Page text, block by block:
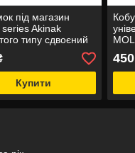
під магазин
Akinak
типу сдвоєний
Купити
450